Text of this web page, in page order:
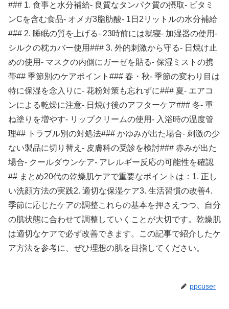
### 1. 食事と水分補給- 良質なタンパク質の摂取- ビタミ
ンCを含む食品- オメガ3脂肪酸- 1日2リットルの水分補給
### 2. 睡眠の質を上げる- 23時前には就寝- 加湿器の使用-
シルクの枕カバー使用### 3. 外的刺激から守る- 日焼け止
めの使用- マスクの内側にガーゼを貼る- 保湿ミストの携
帯## 季節別のケアポイント### 春・秋- 季節の変わり目は
特に保湿を念入りに- 花粉対策も忘れずに### 夏- エアコ
ンによる乾燥に注意- 日焼け後のアフターケア### 冬- 重
ね塗りを増やす- リップクリームの使用- 入浴時の温度管
理## トラブル別の対処法### かゆみが出た場合- 刺激の少
ない製品に切り替え- 皮膚科の受診を検討### 赤みが出た
場合- クールダウンケア- アレルギー反応の可能性を確認
## まとめ20代の乾燥肌ケアで重要なポイントは：1. 正し
い洗顔方法の実践2. 適切な保湿ケア3. 生活習慣の改善4.
季節に応じたケアの調整これらの基本を押さえつつ、自分
の肌状態に合わせて調整していくことが大切です。乾燥肌
は適切なケアで必ず改善できます。この記事で紹介したケ
ア方法を参考に、ぜひ理想の肌を目指してください。
ppcuser